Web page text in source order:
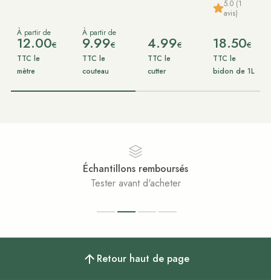
À partir de
12.00€
TTC le
mètre
À partir de
9.99€
TTC le
couteau
4.99€
TTC le
cutter
5.0 (1
avis)
18.50€
TTC le
bidon de 1L
Échantillons remboursés
Tester avant d'acheter
Retour haut de page